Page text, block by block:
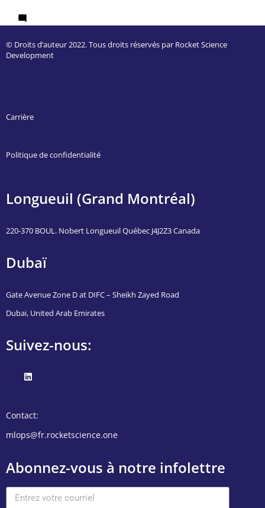
© Droits d’auteur 2022. Tous droits réservés par Rocket Science
Development
Carrière
Politique de confidentialité
Longueuil (Grand Montréal)
220-370 BOUL. Nobert Longueuil Québec J4J2Z3 Canada
Dubaï
Gate Avenue Zone D at DIFC – Sheikh Zayed Road
Dubai, United Arab Emirates
Suivez-nous:
Contact:
mlops@fr.rocketscience.one
Abonnez-vous à notre infolettre